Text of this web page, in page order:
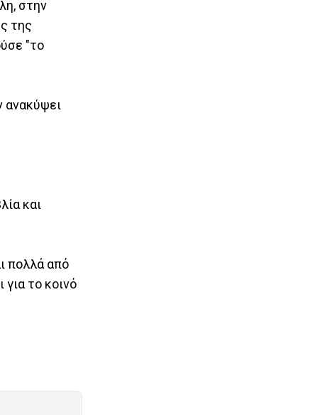
στην
της
"το
ανακύψει
και
πολλά από
το κοινό